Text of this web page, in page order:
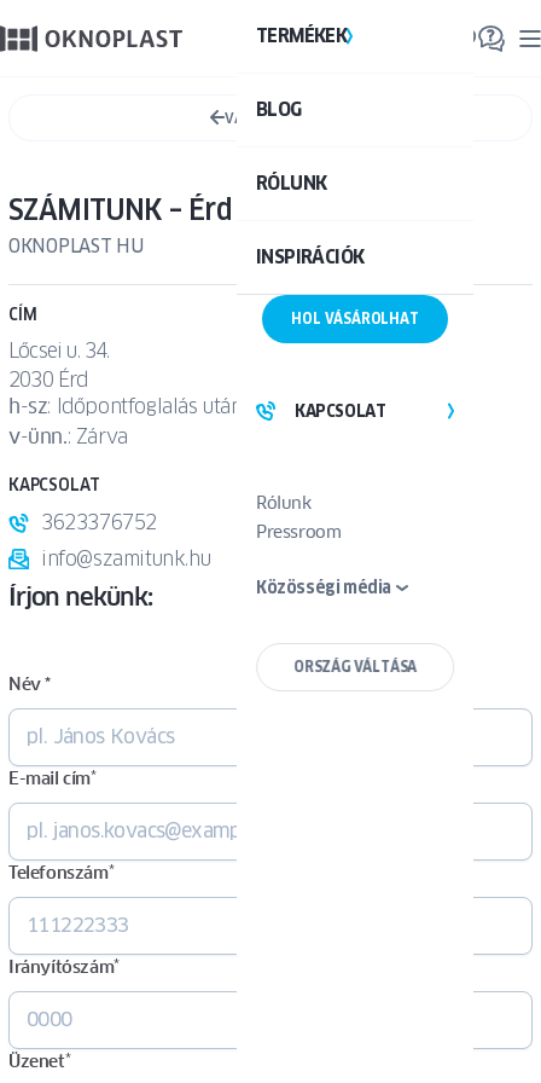
TERMÉKEK
BLOG
RÓLUNK
INSPIRÁCIÓK
HOL VÁSÁROLHAT
KAPCSOLAT
Rólunk
Pressroom
Közösségi média
ORSZÁG VÁLTÁSA
VÁLTS SZALONT
SZÁMITUNK – Érd
OKNOPLAST HU
CÍM
Lőcsei u. 34.
2030 Érd
h-sz: Időpontfoglalás után
v-ünn.: Zárva
KAPCSOLAT
3623376752
info@szamitunk.hu
Írjon nekünk:
Név *
E-mail cím*
Telefonszám*
Irányítószám*
Üzenet*